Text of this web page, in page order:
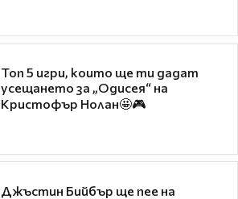
Топ 5 игри, които ще ти дадат
усещането за „Одисея“ на
Кристофър Нолан🤩🎮
Джъстин Бийбър ще пее на